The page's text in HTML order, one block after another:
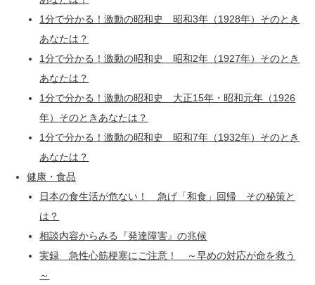
1分で分かる！激動の昭和史 昭和3年（1928年）そのとき
あなたは？
1分で分かる！激動の昭和史 昭和2年（1927年）そのとき
あなたは？
1分で分かる！激動の昭和史 大正15年・昭和元年（1926
年）そのときあなたは？
1分で分かる！激動の昭和史 昭和7年（1932年）そのとき
あなたは？
健康・食品
日本の食生活が危ない！ 急げ「和食」回帰 その秘策と
は？
相談内容からみる『発達障害』の兆候
実録 急性心筋梗塞にご注意！ ～早めの対応が命を救う
～